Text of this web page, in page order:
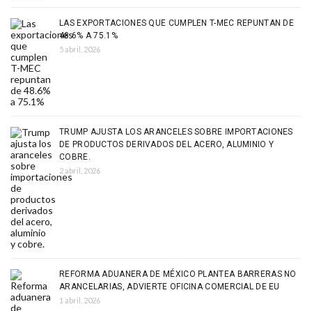
LAS EXPORTACIONES QUE CUMPLEN T-MEC REPUNTAN DE
48.6% A 75.1%
5 abril, 2026
TRUMP AJUSTA LOS ARANCELES SOBRE IMPORTACIONES
DE PRODUCTOS DERIVADOS DEL ACERO, ALUMINIO Y
COBRE.
2 abril, 2026
REFORMA ADUANERA DE MÉXICO PLANTEA BARRERAS NO
ARANCELARIAS, ADVIERTE OFICINA COMERCIAL DE EU
1 abril, 2026